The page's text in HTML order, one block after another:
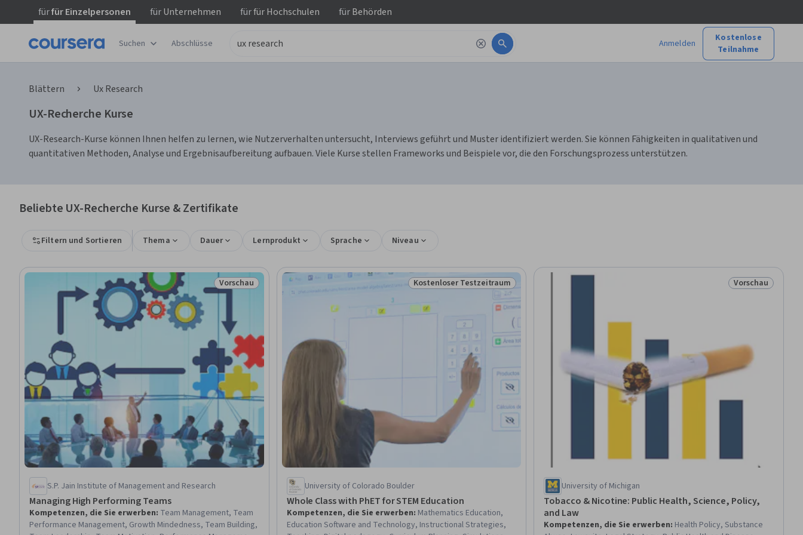
fürfür Einzelpersonen fürUnternehmen fürfür Hochschulen fürBehörden
Suchen Abschlüsse Anmelden
Kostenlose
Teilnahme
Blättern Ux Research
UX-Recherche Kurse
UX-Research-Kurse können Ihnen helfen zu lernen, wie Nutzerverhalten untersucht, Interviews geführt und Muster identifiziert werden. Sie können Fähigkeiten in qualitativen und
quantitativen Methoden, Analyse und Ergebnisaufbereitung aufbauen. Viele Kurse stellen Frameworks und Beispiele vor, die den Forschungsprozess unterstützen.
Beliebte UX-Recherche Kurse & Zertifikate
Filtern und Sortieren Thema Dauer Lernprodukt Sprache Niveau
Status: Vorschau
Vorschau
S.P. Jain Institute of Management and Research
Managing High Performing Teams
Kompetenzen, die Sie erwerben: Team Management, Team
Performance Management, Growth Mindedness, Team Building,
Status: Kostenloser Testzeitraum
Kostenloser Testzeitraum
University of Colorado Boulder
Whole Class with PhET for STEM Education
Kompetenzen, die Sie erwerben: Mathematics Education,
Education Software and Technology, Instructional Strategies,
Status: Vorschau
Vorschau
University of Michigan
Tobacco & Nicotine: Public Health, Science, Policy,
and Law
Kompetenzen, die Sie erwerben: Health Policy, Substance